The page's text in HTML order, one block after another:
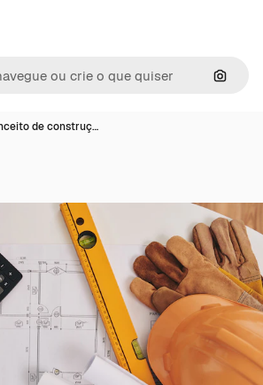
de construç…